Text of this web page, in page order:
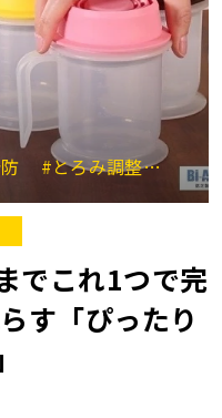
#とろみ調整 #時短
でこれ1つで完
す「ぴったり